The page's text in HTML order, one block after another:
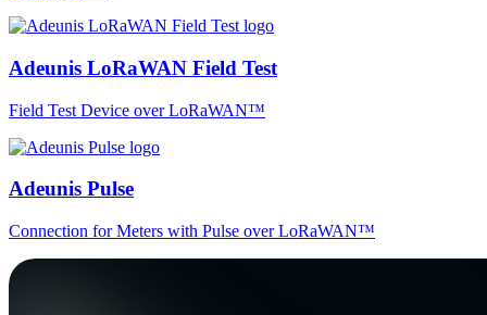
Adeunis LoRaWAN Field Test
Field Test Device over LoRaWAN™
Adeunis Pulse
Connection for Meters with Pulse over LoRaWAN™